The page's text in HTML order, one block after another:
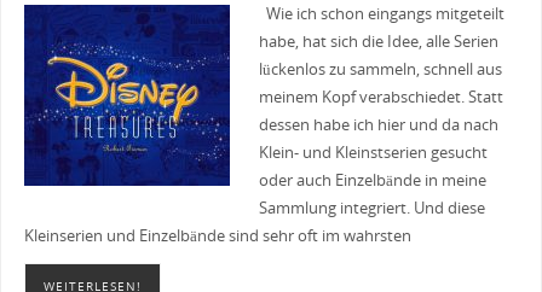
Wie ich schon eingangs mitgeteilt
habe, hat sich die Idee, alle Serien
lückenlos zu sammeln, schnell aus
meinem Kopf verabschiedet. Statt
dessen habe ich hier und da nach
Klein- und Kleinstserien gesucht
oder auch Einzelbände in meine
Sammlung integriert. Und diese
Kleinserien und Einzelbände sind sehr oft im wahrsten
WEITERLESEN!